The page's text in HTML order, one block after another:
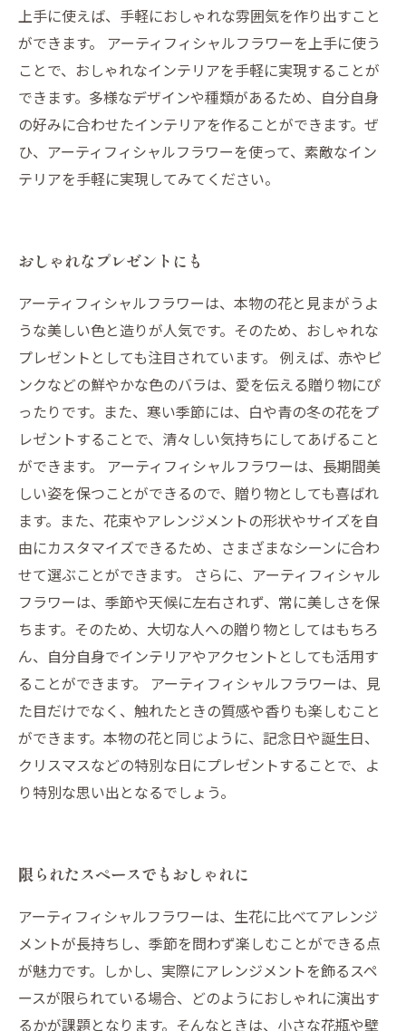
上手に使えば、手軽におしゃれな雰囲気を作り出すこと
ができます。 アーティフィシャルフラワーを上手に使う
ことで、おしゃれなインテリアを手軽に実現することが
できます。多様なデザインや種類があるため、自分自身
の好みに合わせたインテリアを作ることができます。ぜ
ひ、アーティフィシャルフラワーを使って、素敵なイン
テリアを手軽に実現してみてください。
おしゃれなプレゼントにも
アーティフィシャルフラワーは、本物の花と見まがうよ
うな美しい色と造りが人気です。そのため、おしゃれな
プレゼントとしても注目されています。 例えば、赤やピ
ンクなどの鮮やかな色のバラは、愛を伝える贈り物にぴ
ったりです。また、寒い季節には、白や青の冬の花をプ
レゼントすることで、清々しい気持ちにしてあげること
ができます。 アーティフィシャルフラワーは、長期間美
しい姿を保つことができるので、贈り物としても喜ばれ
ます。また、花束やアレンジメントの形状やサイズを自
由にカスタマイズできるため、さまざまなシーンに合わ
せて選ぶことができます。 さらに、アーティフィシャル
フラワーは、季節や天候に左右されず、常に美しさを保
ちます。そのため、大切な人への贈り物としてはもちろ
ん、自分自身でインテリアやアクセントとしても活用す
ることができます。 アーティフィシャルフラワーは、見
た目だけでなく、触れたときの質感や香りも楽しむこと
ができます。本物の花と同じように、記念日や誕生日、
クリスマスなどの特別な日にプレゼントすることで、よ
り特別な思い出となるでしょう。
限られたスペースでもおしゃれに
アーティフィシャルフラワーは、生花に比べてアレンジ
メントが長持ちし、季節を問わず楽しむことができる点
が魅力です。しかし、実際にアレンジメントを飾るスペ
ースが限られている場合、どのようにおしゃれに演出す
るかが課題となります。そんなときは、小さな花瓶や壁